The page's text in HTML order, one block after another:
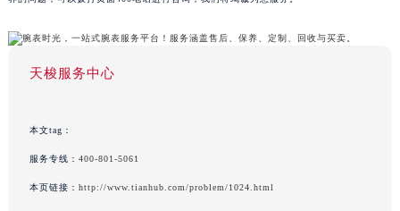
天梭服务中心
本文tag：
服务专线： 400-801-5061
本页链接： http://www.tianhub.com/problem/1024.html